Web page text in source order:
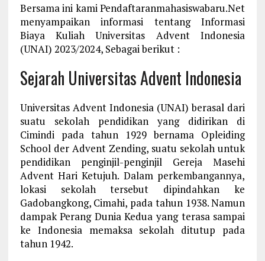
Bersama ini kami Pendaftaranmahasiswabaru.Net
menyampaikan informasi tentang Informasi
Biaya Kuliah Universitas Advent Indonesia
(UNAI) 2023/2024, Sebagai berikut :
Sejarah Universitas Advent Indonesia
Universitas Advent Indonesia (UNAI) berasal dari
suatu sekolah pendidikan yang didirikan di
Cimindi pada tahun 1929 bernama Opleiding
School der Advent Zending, suatu sekolah untuk
pendidikan penginjil-penginjil Gereja Masehi
Advent Hari Ketujuh. Dalam perkembangannya,
lokasi sekolah tersebut dipindahkan ke
Gadobangkong, Cimahi, pada tahun 1938. Namun
dampak Perang Dunia Kedua yang terasa sampai
ke Indonesia memaksa sekolah ditutup pada
tahun 1942.